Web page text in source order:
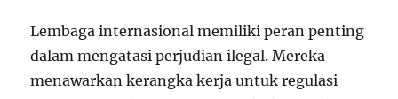
Lembaga internasional memiliki peran penting
dalam mengatasi perjudian ilegal. Mereka
menawarkan kerangka kerja untuk regulasi